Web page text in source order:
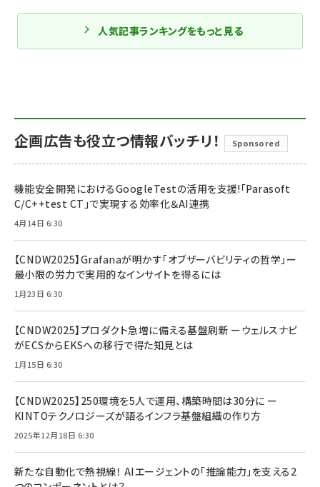
人気記事ランキングをもっと見る
企画広告も役立つ情報バッチリ！ Sponsored
機能安全開発におけるGoogleTestの活用を支援!「Parasoft
C/C++test CT」で実現する効率化＆AI連携
4月14日 6:30
【CNDW2025】Grafanaが明かす「オブザーバビリティの哲学」ー
最小限の労力で実用的なインサイトを得るには
1月23日 6:30
【CNDW2025】プロダクト急増に備える基盤刷新 ーウェルスナビ
がECSからEKSへの移行で得た知見とは
1月15日 6:30
【CNDW2025】250環境を5人で運用、構築時間は30分に ー
KINTOテクノロジーズが語るインフラ基盤組織の作り方
2025年12月18日 6:30
新たな自動化で熱視線！ AIエージェントの「推論能力」を支える2